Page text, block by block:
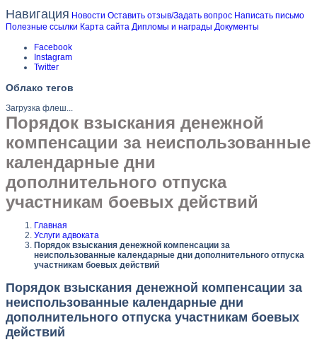
Навигация Новости Оставить отзыв/Задать вопрос Написать письмо
Полезные ссылки Карта сайта Дипломы и награды Документы
Facebook
Instagram
Twitter
Облако тегов
Загрузка флеш...
Порядок взыскания денежной
компенсации за неиспользованные
календарные дни
дополнительного отпуска
участникам боевых действий
Главная
Услуги адвоката
Порядок взыскания денежной компенсации за
неиспользованные календарные дни дополнительного отпуска
участникам боевых действий
Порядок взыскания денежной компенсации за
неиспользованные календарные дни
дополнительного отпуска участникам боевых
действий